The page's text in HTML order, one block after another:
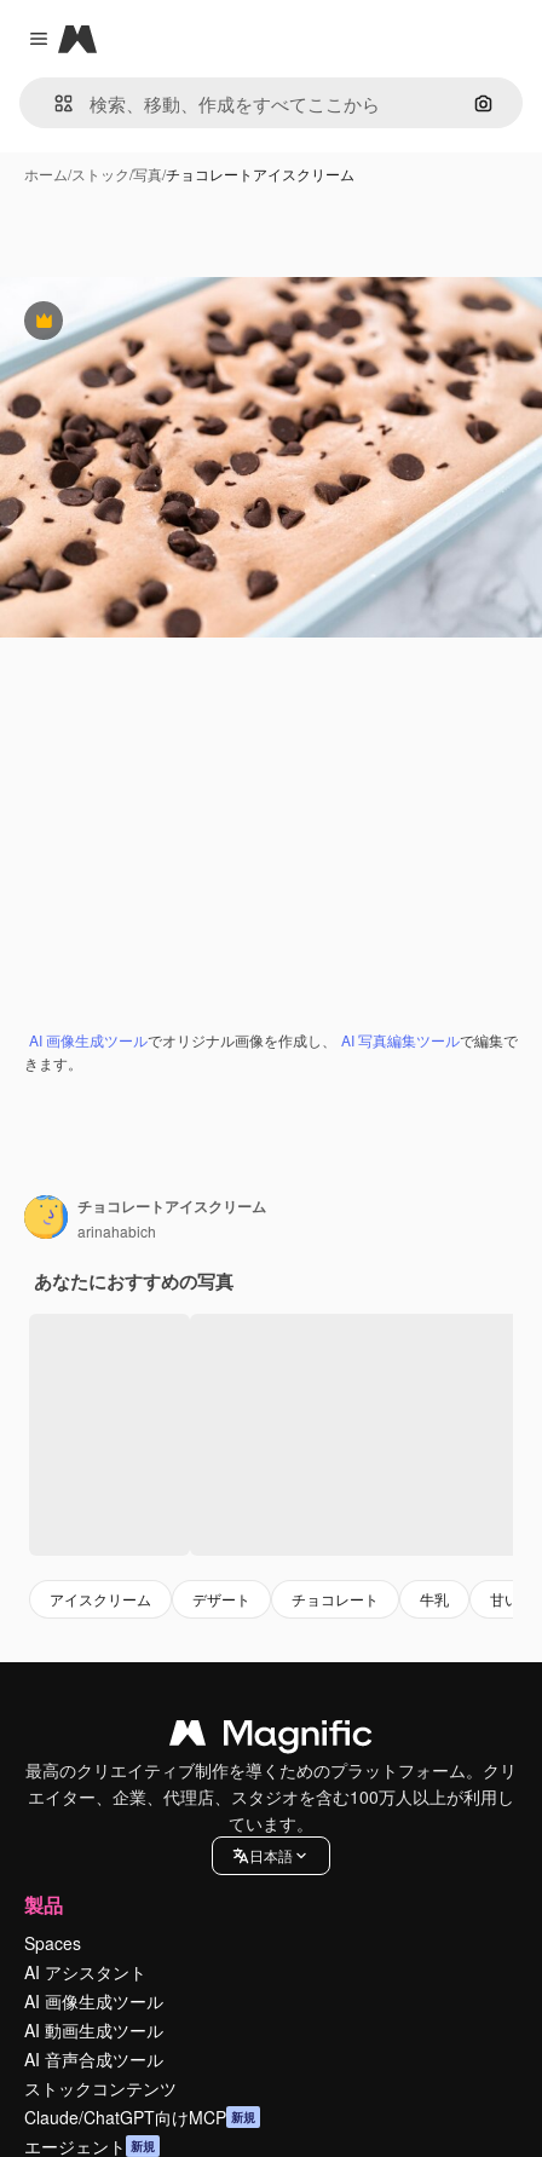
Close menu
Magnific
画像で
ホーム/ストック/写真/チョコレートアイスクリーム
Premium
AI 画像生成ツールでオリジナル画像を作成し、 AI 写真編集ツールで編集で
きます。
チョコレートアイスクリーム
arinahabich
あなたにおすすめの写真
アイスクリーム デザート チョコレート 牛乳 甘い
最高のクリエイティブ制作を導くためのプラットフォーム。クリ
エイター、企業、代理店、スタジオを含む100万人以上が利用し
ています。
日本語
製品
Spaces
AI アシスタント
AI 画像生成ツール
AI 動画生成ツール
AI 音声合成ツール
ストックコンテンツ
Claude/ChatGPT向けMCP 新規
エージェント 新規